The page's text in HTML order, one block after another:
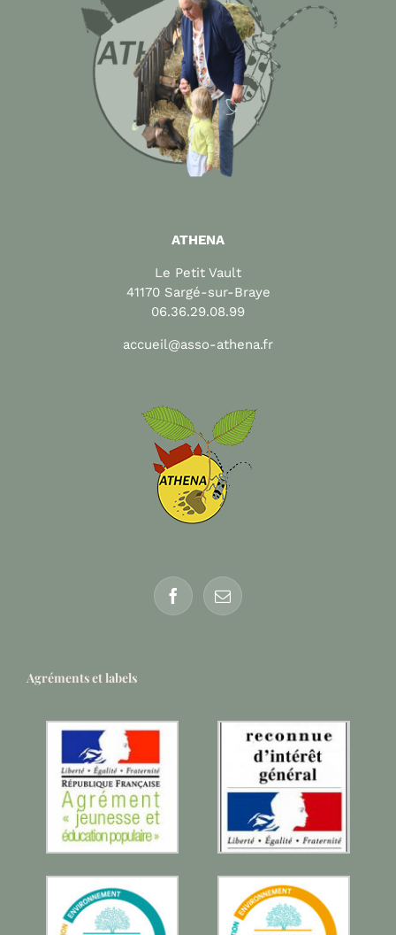
ATHENA
Le Petit Vault
41170 Sargé-sur-Braye
06.36.29.08.99
accueil@asso-athena.fr
Agréments et labels